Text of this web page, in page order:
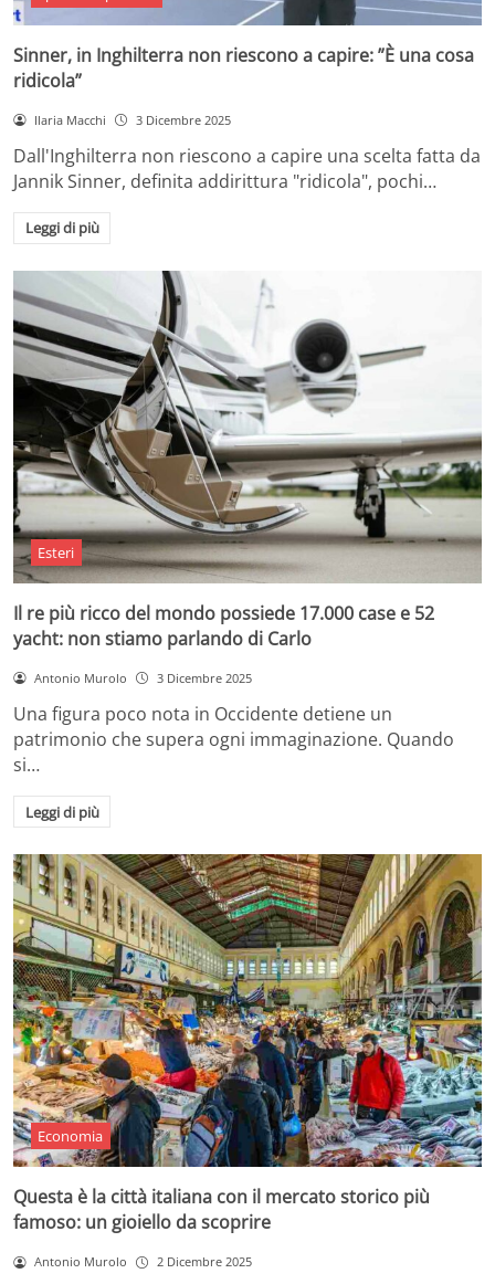
Sinner, in Inghilterra non riescono a capire: ”È una cosa
ridicola”
Ilaria Macchi 3 Dicembre 2025
Dall'Inghilterra non riescono a capire una scelta fatta da
Jannik Sinner, definita addirittura "ridicola", pochi…
Leggi di più
Esteri
Il re più ricco del mondo possiede 17.000 case e 52
yacht: non stiamo parlando di Carlo
Antonio Murolo 3 Dicembre 2025
Una figura poco nota in Occidente detiene un
patrimonio che supera ogni immaginazione. Quando
si…
Leggi di più
Economia
Questa è la città italiana con il mercato storico più
famoso: un gioiello da scoprire
Antonio Murolo 2 Dicembre 2025